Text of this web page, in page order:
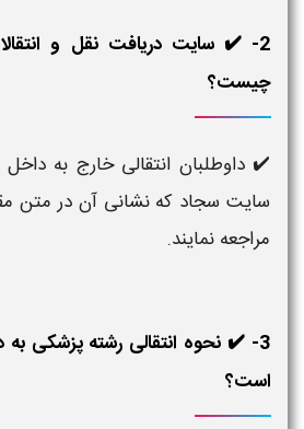
2- ✔️ سایت دریافت نقل و
چیست؟
✔️ داوطلبان انتقالی خارج به
سایت سجاد که نشانی آن در متن
مراجعه نمایند.
3- ✔️ نحوه انتقالی رشته پزشکی
است؟